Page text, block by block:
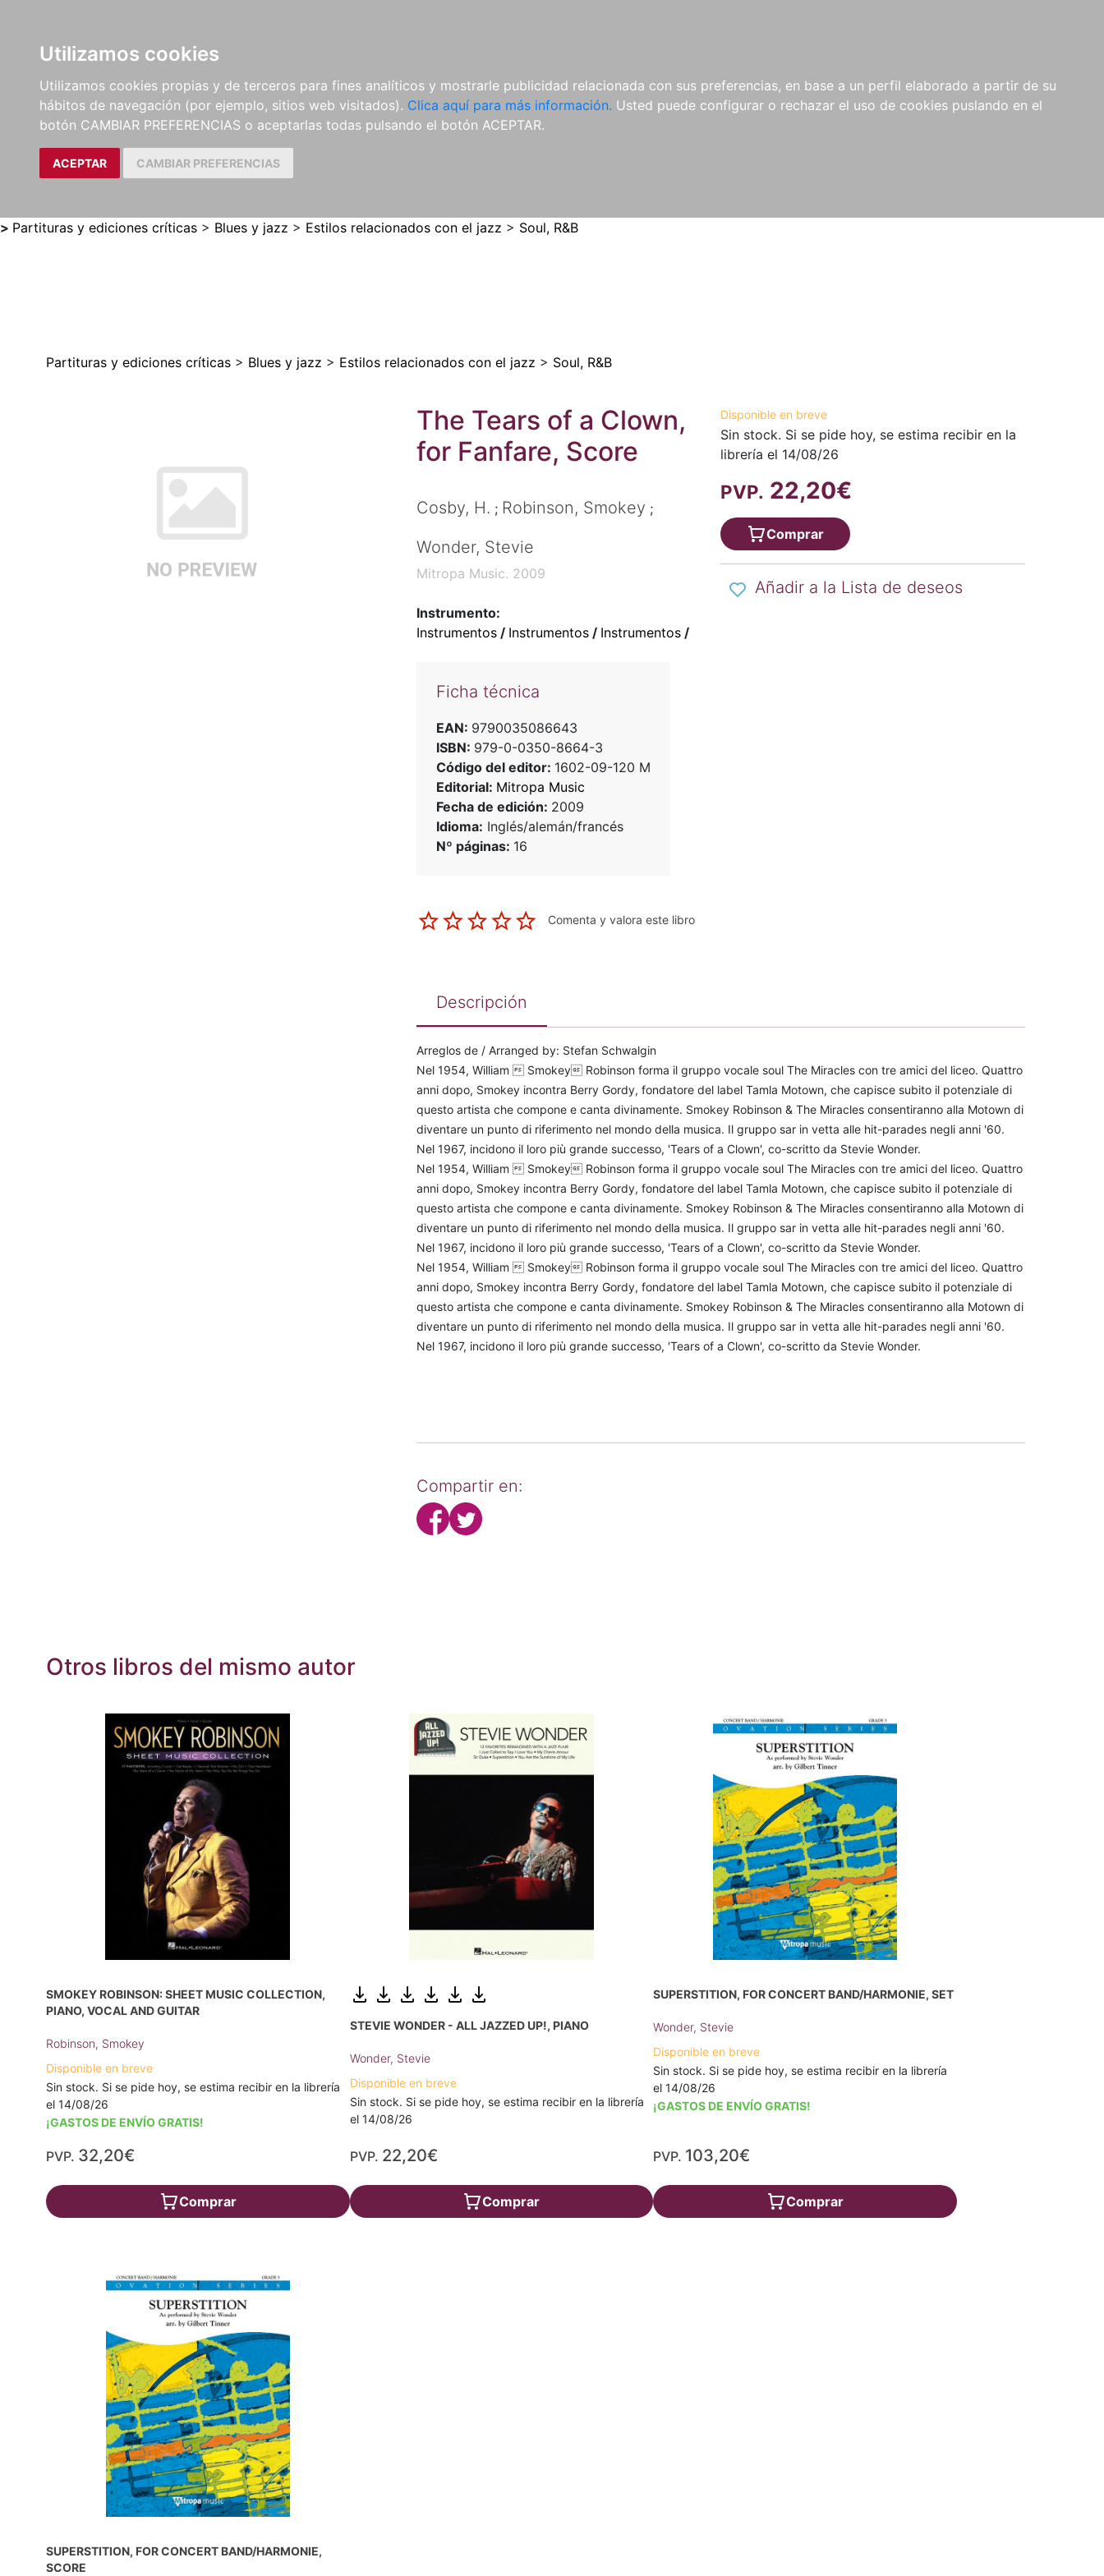
Utilizamos cookies
Utilizamos cookies propias y de terceros para fines analíticos y mostrarle publicidad relacionada con sus preferencias, en base a un perfil elaborado a partir de su
hábitos de navegación (por ejemplo, sitios web visitados). Clica aquí para más información. Usted puede configurar o rechazar el uso de cookies puslando en el
botón CAMBIAR PREFERENCIAS o aceptarlas todas pulsando el botón ACEPTAR.
ACEPTAR CAMBIAR PREFERENCIAS
LIBROS
MÉTODOS Y
EJERCICIOS
PARTITURAS Y EDICIONES
CRÍTICAS
REVISTAS
CDS Y
DVDS
MATERIAL
COMPLEMENTARIO
NOVEDADES NOTICIAS
COMPRAS
INSTITUCIONALES
> Partituras y ediciones críticas > Blues y jazz > Estilos relacionados con el jazz > Soul, R&B
Partituras y ediciones críticas > Blues y jazz > Estilos relacionados con el jazz > Soul, R&B
The Tears of a Clown,
for Fanfare, Score
Cosby, H. ; Robinson, Smokey ;
Wonder, Stevie
Mitropa Music. 2009
Instrumento:
Instrumentos/ Instrumentos/ Instrumentos/
Ficha técnica
EAN: 9790035086643
ISBN: 979-0-0350-8664-3
Código del editor: 1602-09-120 M
Editorial: Mitropa Music
Fecha de edición: 2009
Idioma: Inglés/alemán/francés
Nº páginas: 16
Comenta y valora este libro
Disponible en breve
Sin stock. Si se pide hoy, se estima recibir en la
librería el 14/08/26
PVP. 22,20€
Comprar
Añadir a la Lista de deseos
Descripción
Arreglos de / Arranged by: Stefan Schwalgin
Nel 1954, William  Smokey Robinson forma il gruppo vocale soul The Miracles con tre amici del liceo. Quattro
anni dopo, Smokey incontra Berry Gordy, fondatore del label Tamla Motown, che capisce subito il potenziale di
questo artista che compone e canta divinamente. Smokey Robinson & The Miracles consentiranno alla Motown di
diventare un punto di riferimento nel mondo della musica. Il gruppo sar in vetta alle hit-parades negli anni '60.
Nel 1967, incidono il loro più grande successo, 'Tears of a Clown', co-scritto da Stevie Wonder.
Nel 1954, William  Smokey Robinson forma il gruppo vocale soul The Miracles con tre amici del liceo. Quattro
anni dopo, Smokey incontra Berry Gordy, fondatore del label Tamla Motown, che capisce subito il potenziale di
questo artista che compone e canta divinamente. Smokey Robinson & The Miracles consentiranno alla Motown di
diventare un punto di riferimento nel mondo della musica. Il gruppo sar in vetta alle hit-parades negli anni '60.
Nel 1967, incidono il loro più grande successo, 'Tears of a Clown', co-scritto da Stevie Wonder.
Nel 1954, William  Smokey Robinson forma il gruppo vocale soul The Miracles con tre amici del liceo. Quattro
anni dopo, Smokey incontra Berry Gordy, fondatore del label Tamla Motown, che capisce subito il potenziale di
questo artista che compone e canta divinamente. Smokey Robinson & The Miracles consentiranno alla Motown di
diventare un punto di riferimento nel mondo della musica. Il gruppo sar in vetta alle hit-parades negli anni '60.
Nel 1967, incidono il loro più grande successo, 'Tears of a Clown', co-scritto da Stevie Wonder.
Compartir en:
Otros libros del mismo autor
SMOKEY ROBINSON: SHEET MUSIC COLLECTION,
PIANO, VOCAL AND GUITAR
Robinson, Smokey
Disponible en breve
Sin stock. Si se pide hoy, se estima recibir en la librería
el 14/08/26
¡GASTOS DE ENVÍO GRATIS!
PVP. 32,20€
Comprar
STEVIE WONDER - ALL JAZZED UP!, PIANO
Wonder, Stevie
Disponible en breve
Sin stock. Si se pide hoy, se estima recibir en la librería
el 14/08/26
PVP. 22,20€
Comprar
SUPERSTITION, FOR CONCERT BAND/HARMONIE, SET
Wonder, Stevie
Disponible en breve
Sin stock. Si se pide hoy, se estima recibir en la librería
el 14/08/26
¡GASTOS DE ENVÍO GRATIS!
PVP. 103,20€
Comprar
SUPERSTITION, FOR CONCERT BAND/HARMONIE,
SCORE